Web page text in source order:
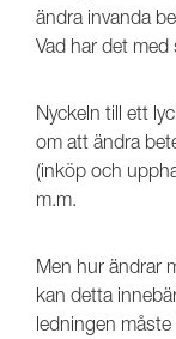
ändra invanda
Vad har det
Nyckeln till ett
om att ändra
(inköp och
m.m.
Men hur ändrar
kan detta
ledningen